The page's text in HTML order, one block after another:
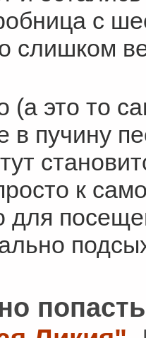
с
слишком
(а это то
в пучину
к
для